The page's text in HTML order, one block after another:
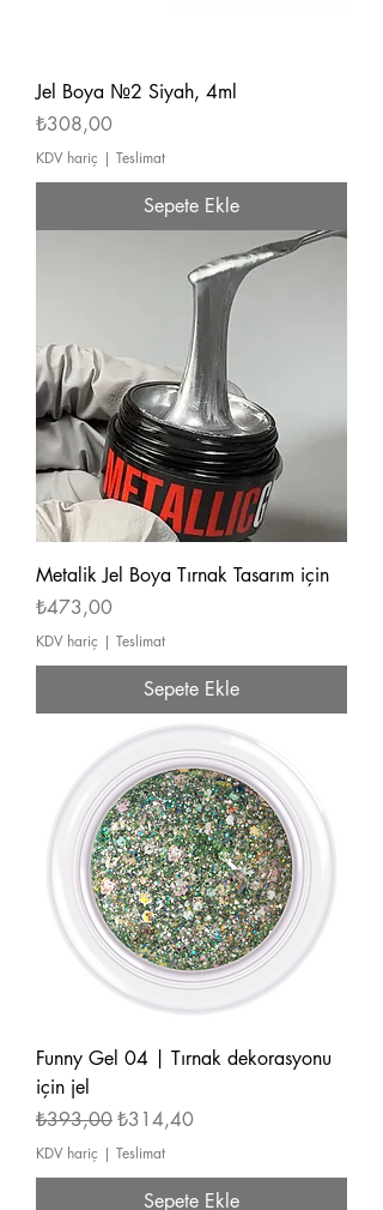
Jel Boya №2 Siyah, 4ml
Fiyat
₺308,00
KDV hariç | Teslimat
Sepete Ekle
Metalik Jel Boya Tırnak Tasarım için
Fiyat
₺473,00
KDV hariç | Teslimat
Sepete Ekle
Funny Gel 04 | Tırnak dekorasyonu
için jel
Normal Fiyat
₺393,00İndirimli Fiyat
₺314,40
KDV hariç | Teslimat
Sepete Ekle